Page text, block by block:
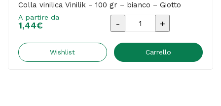
Colla vinilica Vinilik – 100 gr – bianco – Giotto
A partire da
1,44€
Colla
Vinilik
Wishlist Carrello